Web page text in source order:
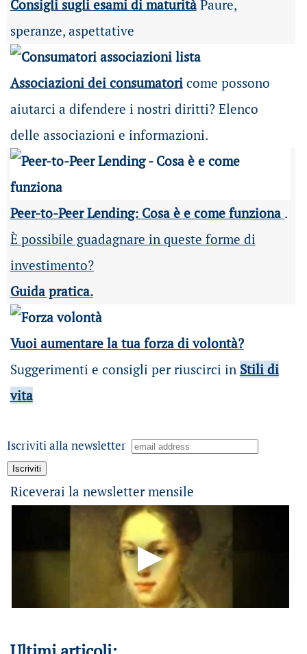
Consigli sugli esami di maturità Paure,
speranze, aspettative
Associazioni dei consumatoricome possono
aiutarci a difendere i nostri diritti? Elenco
delle associazioni e informazioni.
Peer-to-Peer Lending: Cosa è e come funziona .
È possibile guadagnare in queste forme di
investimento?
Guida pratica.
Vuoi aumentare la tua forza di volontà?
Suggerimenti e consigli per riuscirci in Stili di
vita
Iscriviti alla newsletter
Riceverai la newsletter mensile